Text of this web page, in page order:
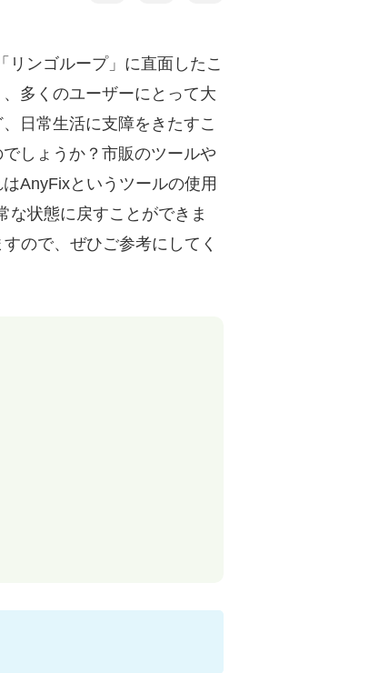
リンゴループ」に直面したこ
多くのユーザーにとって大
日常生活に支障をきたすこ
しょうか？市販のツールや
AnyFixというツールの使用
な状態に戻すことができま
ので、ぜひご参考にしてく